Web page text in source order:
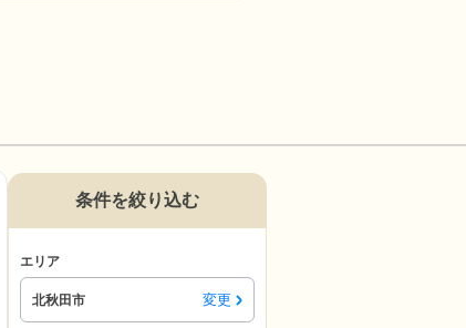
条件を絞り込む
エリア
北秋田市 変更